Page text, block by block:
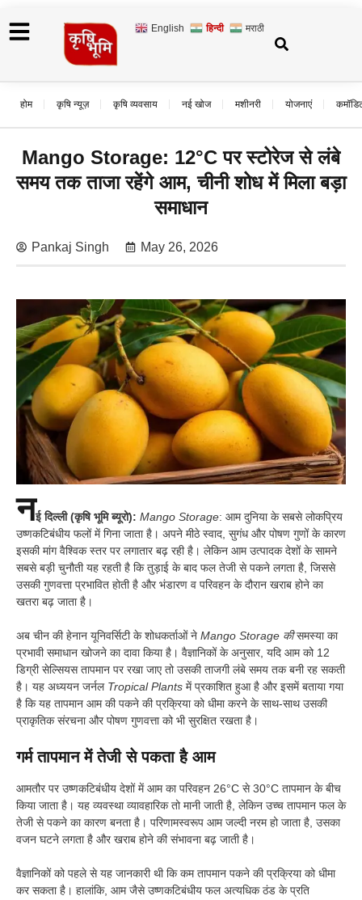
English हिन्दी मराठी
होम कृषि न्यूज़ कृषि व्यवसाय नई खोज मशीनरी योजनाएं
Mango Storage: 12°C पर स्टोरेज से लंबे
समय तक ताजा रहेंगे आम, चीनी शोध में मिला बड़ा
समाधान
Pankaj Singh May 26, 2026
नई दिल्ली (कृषि भूमि ब्यूरो): Mango Storage: आम दुनिया के सबसे लोकप्रिय
उष्णकटिबंधीय फलों में गिना जाता है। अपने मीठे स्वाद, सुगंध और पोषण गुणों के कारण
इसकी मांग वैश्विक स्तर पर लगातार बढ़ रही है। लेकिन आम उत्पादक देशों के सामने
सबसे बड़ी चुनौती यह रहती है कि तुड़ाई के बाद फल तेजी से पकने लगता है, जिससे
उसकी गुणवत्ता प्रभावित होती है और भंडारण व परिवहन के दौरान खराब होने का
खतरा बढ़ जाता है।
अब चीन की हेनान यूनिवर्सिटी के शोधकर्ताओं ने Mango Storage कीसमस्या का
प्रभावी समाधान खोजने का दावा किया है। वैज्ञानिकों के अनुसार, यदि आम को 12
डिग्री सेल्सियस तापमान पर रखा जाए तो उसकी ताजगी लंबे समय तक बनी रह सकती
है। यह अध्ययन जर्नल Tropical Plants में प्रकाशित हुआ है और इसमें बताया गया
है कि यह तापमान आम की पकने की प्रक्रिया को धीमा करने के साथ-साथ उसकी
प्राकृतिक संरचना और पोषण गुणवत्ता को भी सुरक्षित रखता है।
गर्म तापमान में तेजी से पकता है आम
आमतौर पर उष्णकटिबंधीय देशों में आम का परिवहन 26°C से 30°C तापमान के बीच
किया जाता है। यह व्यवस्था व्यावहारिक तो मानी जाती है, लेकिन उच्च तापमान फल के
तेजी से पकने का कारण बनता है। परिणामस्वरूप आम जल्दी नरम हो जाता है, उसका
वजन घटने लगता है और खराब होने की संभावना बढ़ जाती है।
वैज्ञानिकों को पहले से यह जानकारी थी कि कम तापमान पकने की प्रक्रिया को धीमा
कर सकता है। हालांकि, आम जैसे उष्णकटिबंधीय फल अत्यधिक ठंड के प्रति